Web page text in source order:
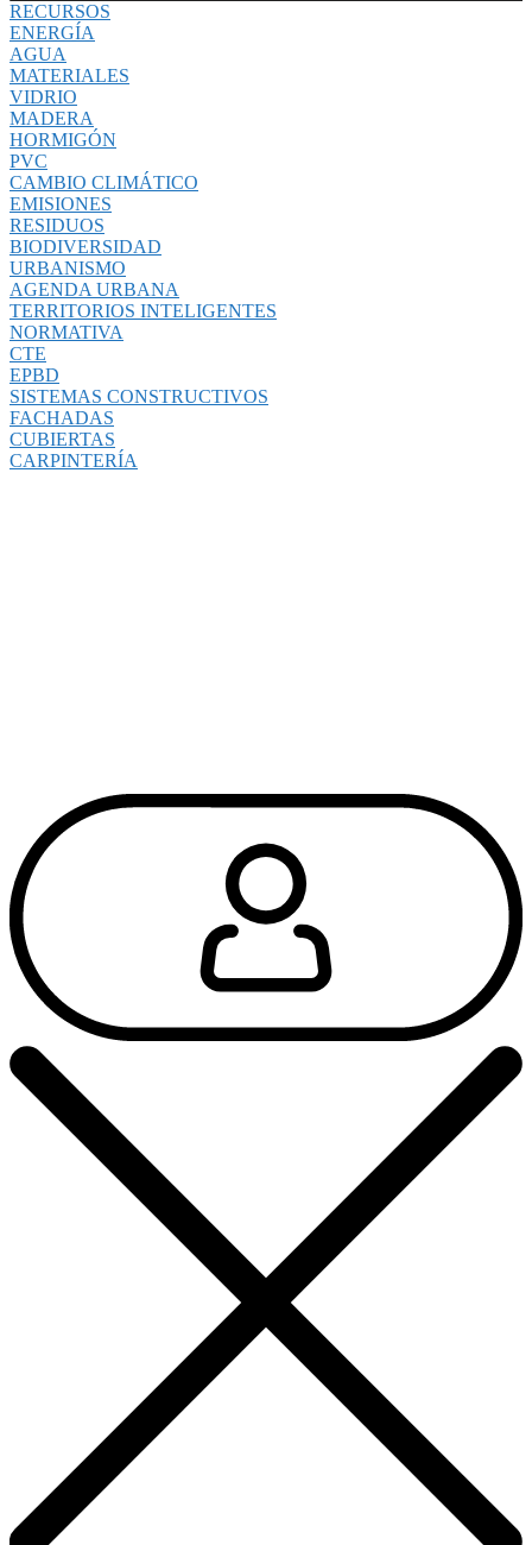
RECURSOS
ENERGÍA
AGUA
MATERIALES
VIDRIO
MADERA
HORMIGÓN
PVC
CAMBIO CLIMÁTICO
EMISIONES
RESIDUOS
BIODIVERSIDAD
URBANISMO
AGENDA URBANA
TERRITORIOS INTELIGENTES
NORMATIVA
CTE
EPBD
SISTEMAS CONSTRUCTIVOS
FACHADAS
CUBIERTAS
CARPINTERÍA